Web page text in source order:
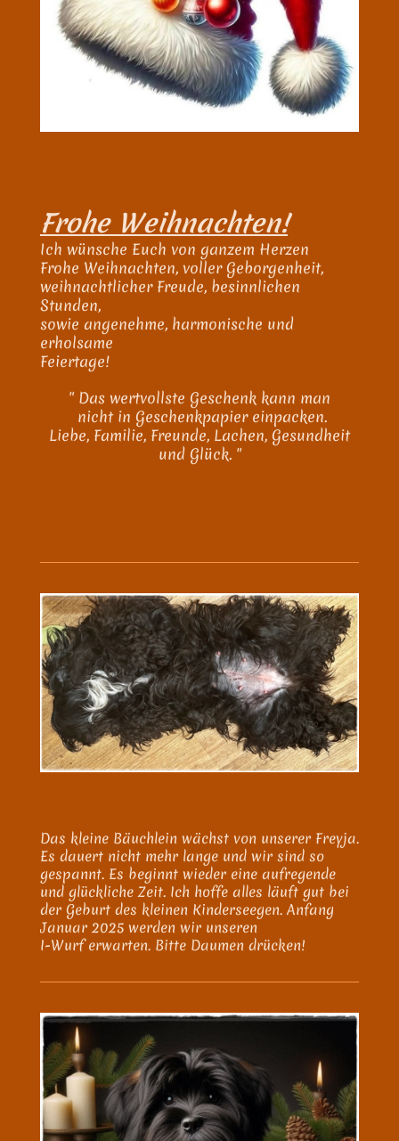
Frohe Weihnachten!
Ich wünsche Euch von ganzem Herzen
Frohe Weihnachten, voller Geborgenheit,
weihnachtlicher Freude, besinnlichen
Stunden,
sowie angenehme, harmonische und
erholsame
Feiertage!
" Das wertvollste Geschenk kann man
nicht in Geschenkpapier einpacken.
Liebe, Familie, Freunde, Lachen, Gesundheit
und Glück. "
Das kleine Bäuchlein wächst von unserer Freyja.
Es dauert nicht mehr lange und wir sind so
gespannt. Es beginnt wieder eine aufregende
und glückliche Zeit. Ich hoffe alles läuft gut bei
der Geburt des kleinen Kinderseegen. Anfang
Januar 2025 werden wir unseren
I-Wurf erwarten. Bitte Daumen drücken!